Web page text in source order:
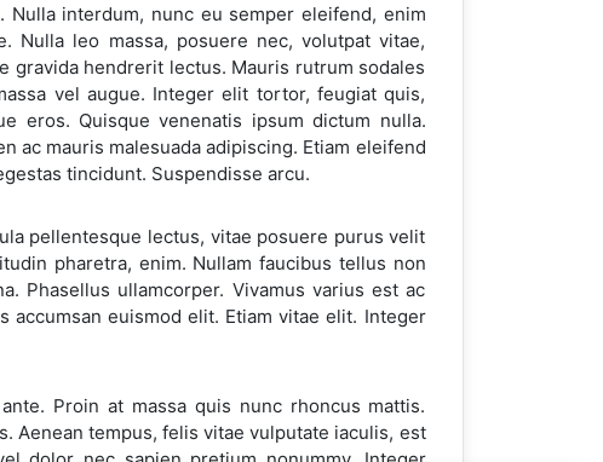
interdum, nunc eu semper eleifend, enim
Nulla leo massa, posuere nec, volutpat vitae,
gravida hendrerit lectus. Mauris rutrum sodales
vel augue. Integer elit tortor, feugiat quis,
eros. Quisque venenatis ipsum dictum nulla.
ac mauris malesuada adipiscing. Etiam eleifend
tincidunt. Suspendisse arcu.
pellentesque lectus, vitae posuere purus velit
pharetra, enim. Nullam faucibus tellus non
Phasellus ullamcorper. Vivamus varius est ac
euismod elit. Etiam vitae elit. Integer
Proin at massa quis nunc rhoncus mattis.
Aenean tempus, felis vitae vulputate iaculis, est